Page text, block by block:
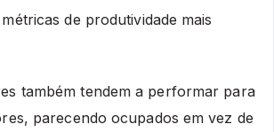
de produtividade mais
também tendem a performar para
parecendo ocupados em vez de